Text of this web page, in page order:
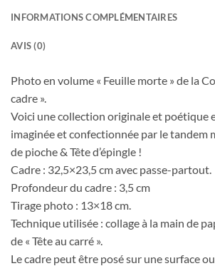
INFORMATIONS COMPLÉMENTAIRES
AVIS (0)
Photo en volume « Feuille morte » de la
cadre ».
Voici une collection originale et poétique
imaginée et confectionnée par le tandem
de pioche & Tête d’épingle !
Cadre : 32,5×23,5 cm avec passe-partout.
Profondeur du cadre : 3,5 cm
Tirage photo : 13×18 cm.
Technique utilisée : collage à la main de
de « Tête au carré ».
Le cadre peut être posé sur une surface